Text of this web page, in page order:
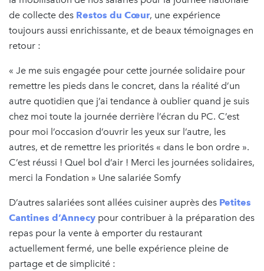
de collecte des Restos du Cœur, une expérience
toujours aussi enrichissante, et de beaux témoignages en
retour :
« Je me suis engagée pour cette journée solidaire pour
remettre les pieds dans le concret, dans la réalité d’un
autre quotidien que j’ai tendance à oublier quand je suis
chez moi toute la journée derrière l’écran du PC. C’est
pour moi l’occasion d’ouvrir les yeux sur l’autre, les
autres, et de remettre les priorités « dans le bon ordre ».
C’est réussi ! Quel bol d’air ! Merci les journées solidaires,
merci la Fondation » Une salariée Somfy
D’autres salariées sont allées cuisiner auprès des Petites
Cantines d’Annecy pour contribuer à la préparation des
repas pour la vente à emporter du restaurant
actuellement fermé, une belle expérience pleine de
partage et de simplicité :